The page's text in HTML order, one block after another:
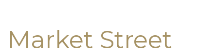
Market Street